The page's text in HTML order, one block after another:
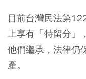
目前台灣民法第
上享有「特留分」
他們繼承，法律仍
產。